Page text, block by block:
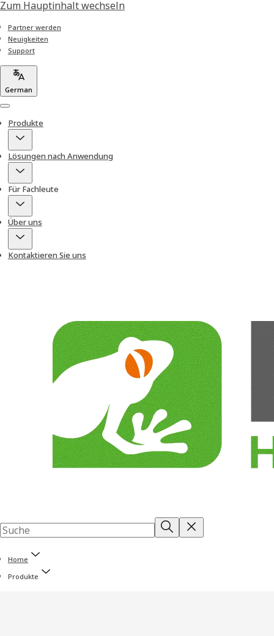
Zum Hauptinhalt wechseln
Partner werden
Neuigkeiten
Support
German
Menu
Produkte
Lösungen nach Anwendung
Für Fachleute
Über uns
Kontaktieren Sie uns
Home
Produkte